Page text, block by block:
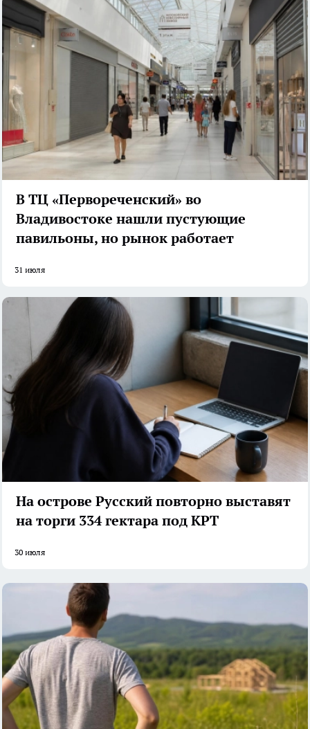
В ТЦ «Первореченский» во
Владивостоке нашли пустующие
павильоны, но рынок работает
31 июля
На острове Русский повторно выставят
на торги 334 гектара под КРТ
30 июля